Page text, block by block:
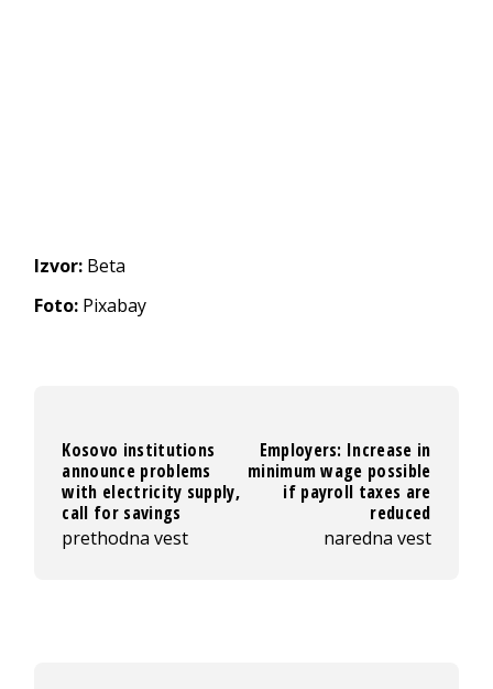
Izvor: Beta
Foto: Pixabay
Kosovo institutions
announce problems
with electricity supply,
call for savings
prethodna vest
Employers: Increase in
minimum wage possible
if payroll taxes are
reduced
naredna vest